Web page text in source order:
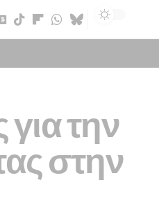
για την
στην